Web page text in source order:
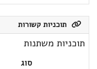
תוכניות קשורות
תוכניות משתנות
סוג